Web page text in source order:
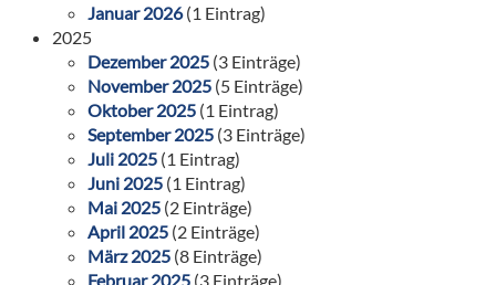
Januar 2026(1 Eintrag)
2025
Dezember 2025 (3 Einträge)
November 2025 (5 Einträge)
Oktober 2025 (1 Eintrag)
September 2025 (3 Einträge)
Juli 2025 (1 Eintrag)
Juni 2025 (1 Eintrag)
Mai 2025 (2 Einträge)
April 2025 (2 Einträge)
März 2025 (8 Einträge)
Februar 2025 (3 Einträge)